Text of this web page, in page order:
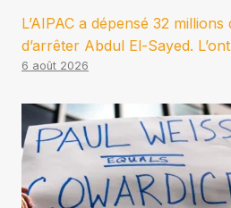
L’AIPAC a dépensé 32
d’arrêter Abdul El-Sayed.
6 août 2026